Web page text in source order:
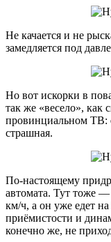
Не качается и не
замедляется под
Но вот искорки в
так же «весело», как
провинциальном ТВ:
страшная.
По-настоящему
автомата. Тут тоже
км/ч, а он уже едет
приёмистости и
конечно же, не